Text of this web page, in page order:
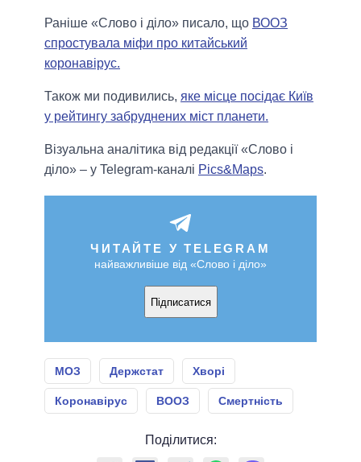
Раніше «Слово і діло» писало, що ВООЗ
спростувала міфи про китайський
коронавірус.
Також ми подивились, яке місце посідає Київ
у рейтингу забруднених міст планети.
Візуальна аналітика від редакції «Слово і
діло» – у Telegram-каналі Pics&Maps.
ЧИТАЙТЕ У TELEGRAM
найважливіше від «Слово і діло»
Підписатися
МОЗ Держстат Хворі
Коронавірус ВООЗ Смертність
Поділитися: